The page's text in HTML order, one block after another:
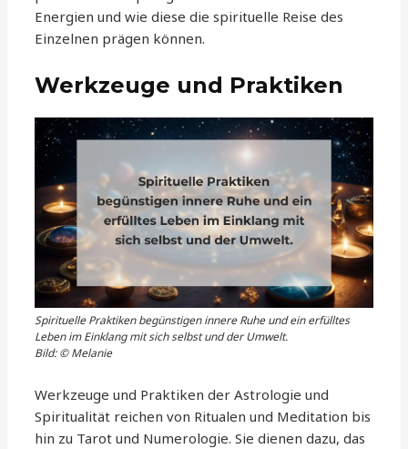
Energien und wie diese die spirituelle Reise des
Einzelnen prägen können.
Werkzeuge und Praktiken
Spirituelle Praktiken begünstigen innere Ruhe und ein erfülltes
Leben im Einklang mit sich selbst und der Umwelt.
Bild: © Melanie
Werkzeuge und Praktiken der Astrologie und
Spiritualität reichen von Ritualen und Meditation bis
hin zu Tarot und Numerologie. Sie dienen dazu, das